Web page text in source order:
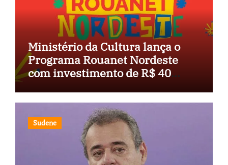
Ministério da Cultura lança o
Programa Rouanet Nordeste
com investimento de R$ 40
Sudene